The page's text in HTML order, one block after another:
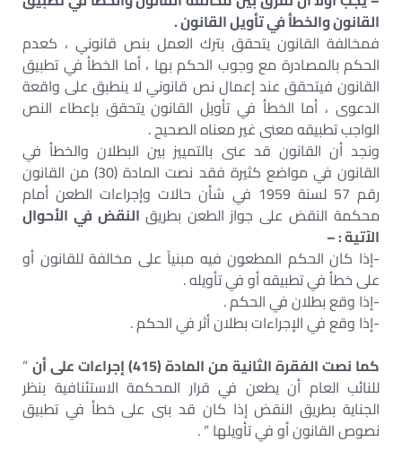
القانون والخطأ في تأويل القانون .
فمخالفة القانون يتحقق بترك العمل بنص قانوني ، كعدم
الحكم بالمصادرة مع وجوب الحكم بها ، أما الخطأ في تطبيق
القانون فيتحقق عند إعمال نص قانوني لا ينطبق على واقعة
الدعوى ، أما الخطأ في تأويل القانون يتحقق بإعطاء النص
الواجب تطبيقه معنى غير معناه الصحيح .
ونجد أن القانون قد عنى بالتمييز بين البطلان والخطأ في
القانون في مواضع كثيرة فقد نصت المادة (30) من القانون
رقم 57 لسنة 1959 في شأن حالات وإجراءات الطعن أمام
محكمة النقض على جواز الطعن بطريق النقض في الأحوال
الآتية : –
-إذا كان الحكم المطعون فيه مبنياً على مخالفة للقانون أو
على خطأ في تطبيقه أو في تأويله .
-إذا وقع بطلان في الحكم .
-إذا وقع في الإجراءات بطلان أثر في الحكم .
كما نصت الفقرة الثانية من المادة (415) إجراءات على أن
”
للنائب العام أن يطعن في قرار المحكمة الاستئنافية بنظر
الجناية بطريق النقض إذا كان قد بنى على خطأ في تطبيق
نصوص القانون أو في تأويلها ” .